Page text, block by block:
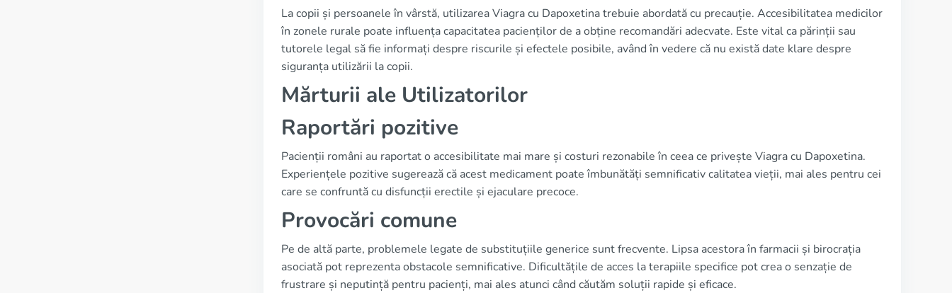
La copii și persoanele în vârstă, utilizarea Viagra cu Dapoxetina trebuie abordată cu precauție. Accesibilitatea medicilor
în zonele rurale poate influența capacitatea pacienților de a obține recomandări adecvate. Este vital ca părinții sau
tutorele legal să fie informați despre riscurile și efectele posibile, având în vedere că nu există date klare despre
siguranța utilizării la copii.
Mărturii ale Utilizatorilor
Raportări pozitive
Pacienții români au raportat o accesibilitate mai mare și costuri rezonabile în ceea ce privește Viagra cu Dapoxetina.
Experiențele pozitive sugerează că acest medicament poate îmbunătăți semnificativ calitatea vieții, mai ales pentru cei
care se confruntă cu disfuncții erectile și ejaculare precoce.
Provocări comune
Pe de altă parte, problemele legate de substituțiile generice sunt frecvente. Lipsa acestora în farmacii și birocrația
asociată pot reprezenta obstacole semnificative. Dificultățile de acces la terapiile specifice pot crea o senzație de
frustrare și neputință pentru pacienți, mai ales atunci când căutăm soluții rapide și eficace.